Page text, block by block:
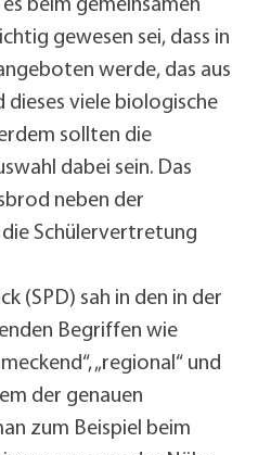
beim gemeinsamen
gewesen sei, dass in
werde, das aus
viele biologische
sollten die
dabei sein. Das
neben der
Schülervertretung
(SPD) sah in den in der
Begriffen wie
„regional“ und
der genauen
zum Beispiel beim